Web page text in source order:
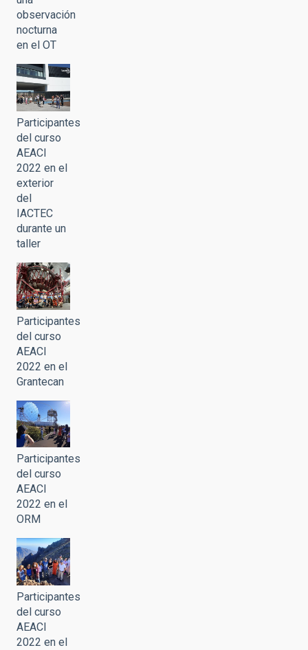
observación
nocturna
en el OT
Participantes
del curso
AEACI
2022 en el
exterior
del
IACTEC
durante un
taller
Participantes
del curso
AEACI
2022 en el
Grantecan
Participantes
del curso
AEACI
2022 en el
ORM
Participantes
del curso
AEACI
2022 en el